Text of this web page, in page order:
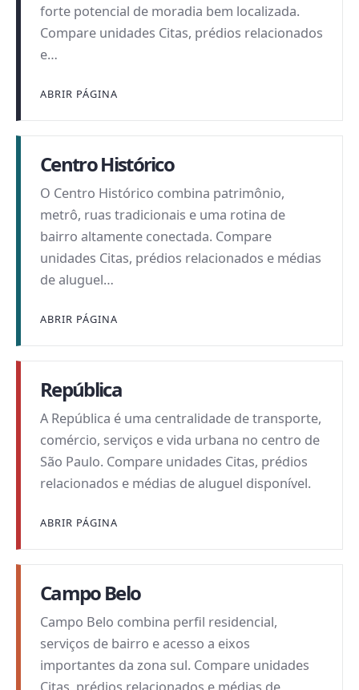
forte potencial de moradia bem localizada.
Compare unidades Citas, prédios relacionados
e…
ABRIR PÁGINA
Centro Histórico
O Centro Histórico combina patrimônio,
metrô, ruas tradicionais e uma rotina de
bairro altamente conectada. Compare
unidades Citas, prédios relacionados e médias
de aluguel…
ABRIR PÁGINA
República
A República é uma centralidade de transporte,
comércio, serviços e vida urbana no centro de
São Paulo. Compare unidades Citas, prédios
relacionados e médias de aluguel disponível.
ABRIR PÁGINA
Campo Belo
Campo Belo combina perfil residencial,
serviços de bairro e acesso a eixos
importantes da zona sul. Compare unidades